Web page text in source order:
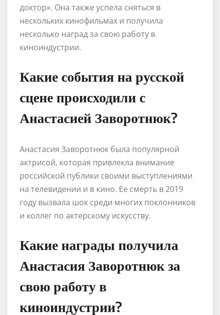
доктор». Она также успела сняться в
нескольких кинофильмах и получила
несколько наград за свою работу в
киноиндустрии.
Какие события на русской
сцене происходили с
Анастасией Заворотнюк?
Анастасия Заворотнюк была популярной
актрисой, которая привлекла внимание
российской публики своими выступлениями
на телевидении и в кино. Ее смерть в 2019
году вызвала шок среди многих поклонников
и коллег по актерскому искусству.
Какие награды получила
Анастасия Заворотнюк за
свою работу в
киноиндустрии?